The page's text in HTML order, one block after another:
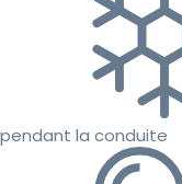
pendant la conduite